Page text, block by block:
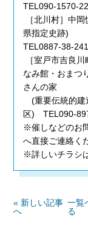
TEL090-1570-
［北川村］中
県指定史跡)
TEL0887-38-
［室戸市吉良
なみ館・おまつ
さんの家
(重要伝統的建
区) TEL090-
※催しなどのお
へ直接ご連絡く
※詳しいチラシ
« 新しい記事
へ
一覧
る